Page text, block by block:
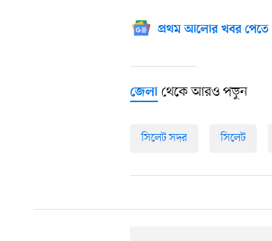
প্রথম আলোর খবর
জেলা থেকে আরও পড়ুন
সিলেট সদর সিলেট